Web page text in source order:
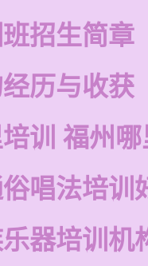
招生简章
历与收获
训 福州
唱法培训
器培训机